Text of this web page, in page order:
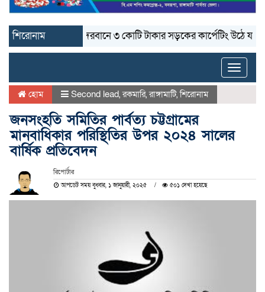
শিরোনামবান্দরবানে ৩ কোটি টাকার সড়কের কার্পেটিং উঠে যাচ্ছে
Toggle
হোম Second lead,রকমারি,রাঙ্গামাটি,শিরোনাম
জনসংহতি সমিতির পার্বত্য চট্টগ্রামের
মানবাধিকার পরিস্থিতির উপর ২০২৪ সালের
বার্ষিক প্রতিবেদন
রিপোর্টার
আপডেট সময় বুধবার, ১ জানুয়ারী, ২০২৫ ৫০১ দেখা হয়েছে